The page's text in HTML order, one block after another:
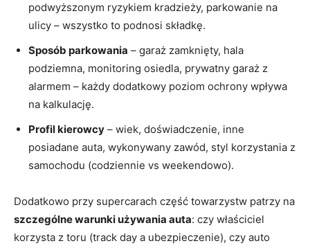
podwyższonym ryzykiem kradzieży, parkowanie na
ulicy – wszystko to podnosi składkę.
Sposób parkowania – garaż zamknięty, hala
podziemna, monitoring osiedla, prywatny garaż z
alarmem – każdy dodatkowy poziom ochrony wpływa
na kalkulację.
Profil kierowcy – wiek, doświadczenie, inne
posiadane auta, wykonywany zawód, styl korzystania z
samochodu (codziennie vs weekendowo).
Dodatkowo przy supercarach część towarzystw patrzy na
szczególne warunki używania auta: czy właściciel
korzysta z toru (track day a ubezpieczenie), czy auto